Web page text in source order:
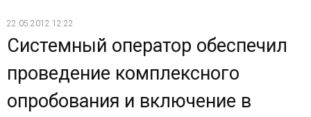
22.05.2012 12:22
Системный оператор обеспечил
проведение комплексного
опробования и включение в